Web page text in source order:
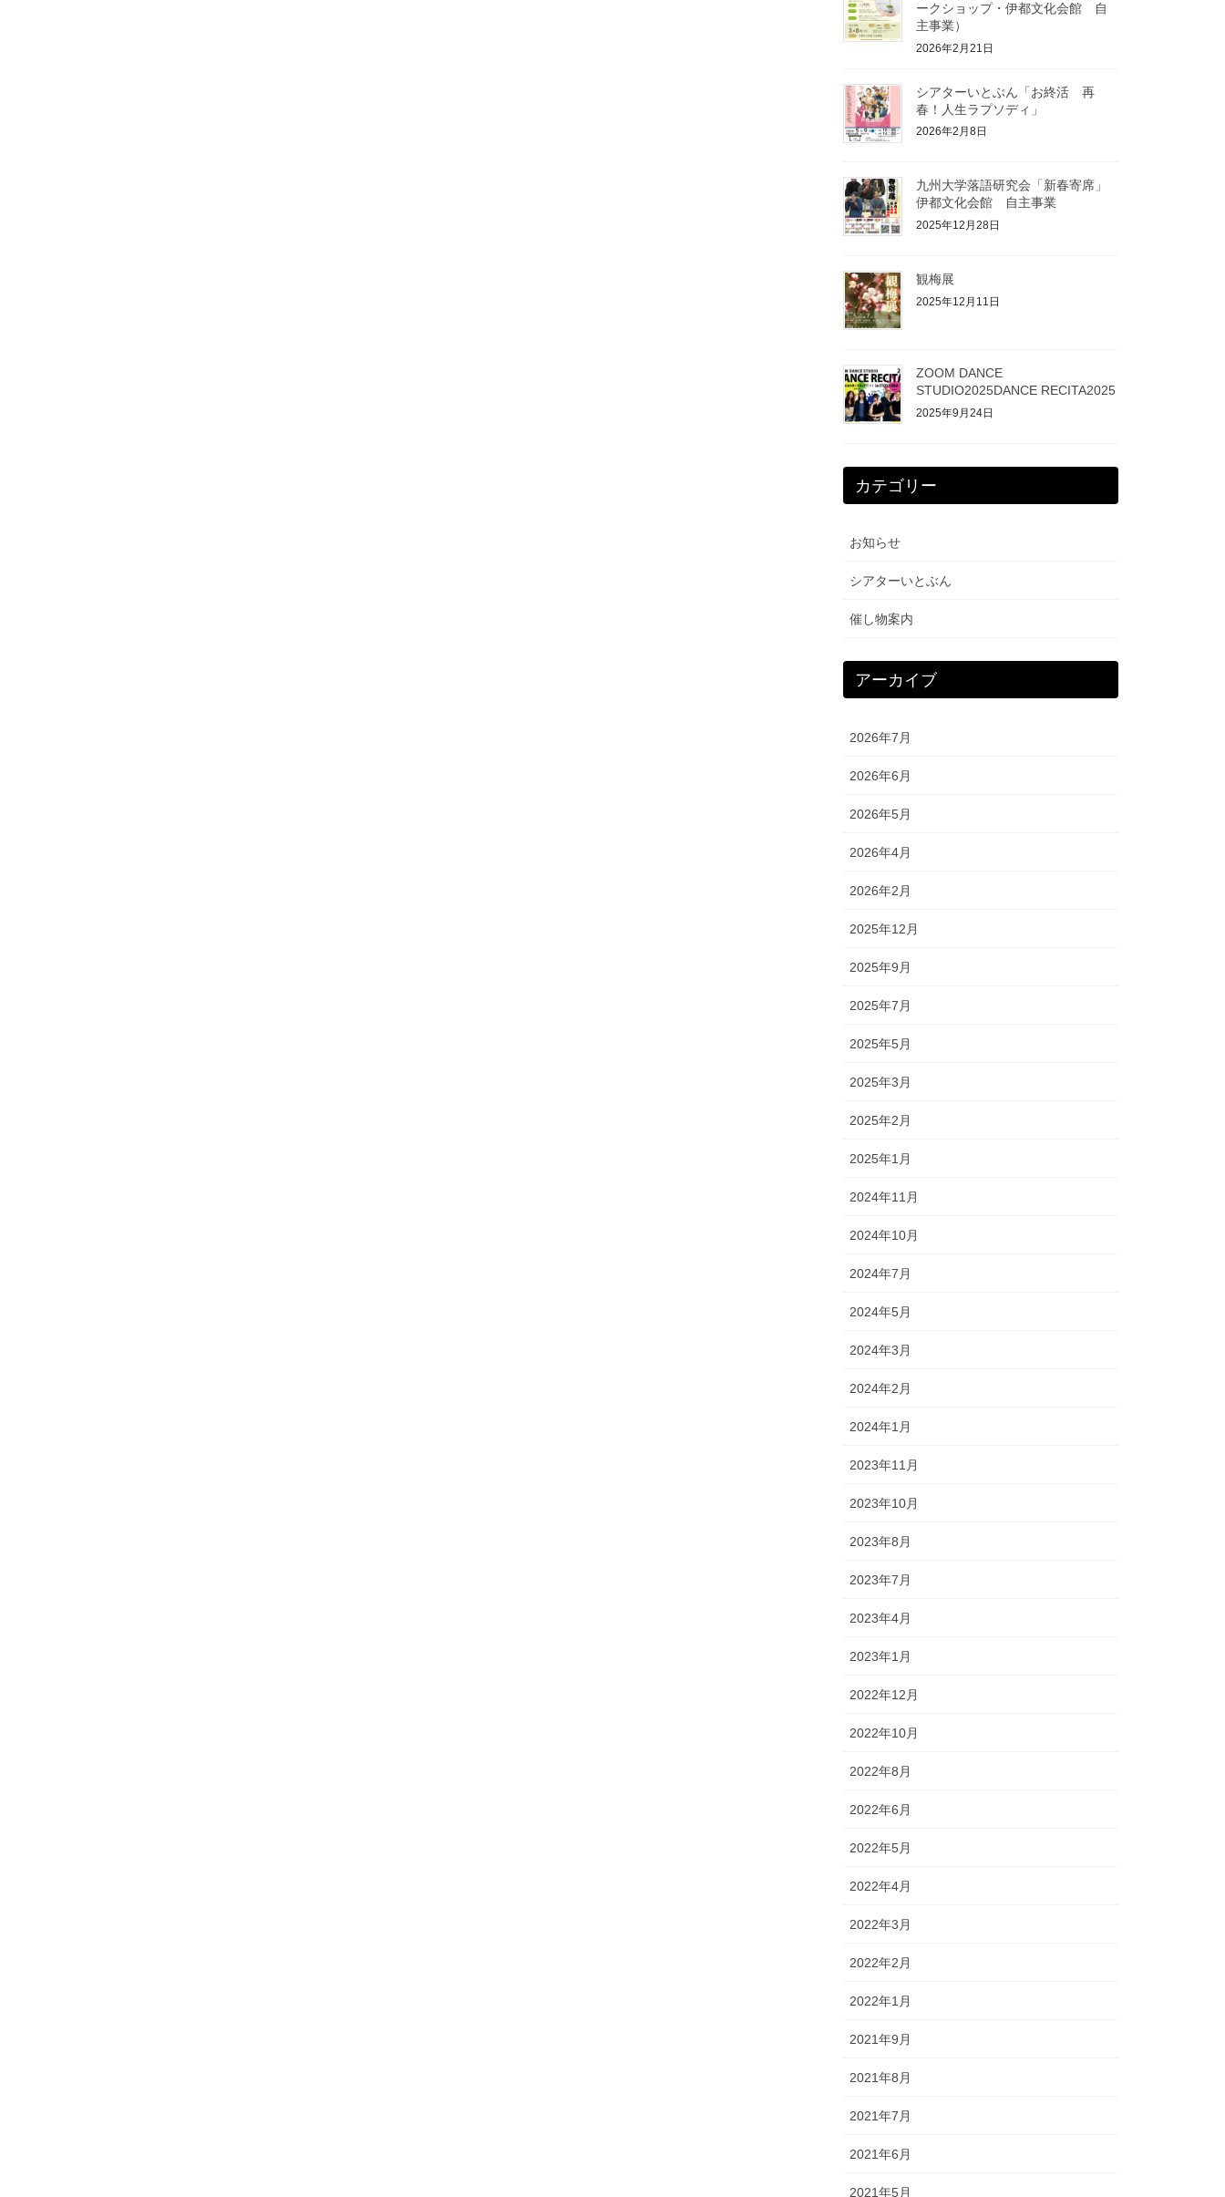
ークショップ・伊都文化会館 自
主事業）
2026年2月21日
シアターいとぶん「お終活 再
春！人生ラプソディ」
2026年2月8日
九州大学落語研究会「新春寄席」
伊都文化会館 自主事業
2025年12月28日
観梅展
2025年12月11日
ZOOM DANCE
STUDIO2025DANCE RECITA2025
2025年9月24日
カテゴリー
お知らせ
シアターいとぶん
催し物案内
アーカイブ
2026年7月
2026年6月
2026年5月
2026年4月
2026年2月
2025年12月
2025年9月
2025年7月
2025年5月
2025年3月
2025年2月
2025年1月
2024年11月
2024年10月
2024年7月
2024年5月
2024年3月
2024年2月
2024年1月
2023年11月
2023年10月
2023年8月
2023年7月
2023年4月
2023年1月
2022年12月
2022年10月
2022年8月
2022年6月
2022年5月
2022年4月
2022年3月
2022年2月
2022年1月
2021年9月
2021年8月
2021年7月
2021年6月
2021年5月